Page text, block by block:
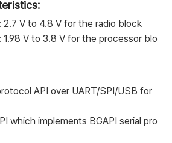
2.7 V to 4.8 V for the radio block
1.98 V to 3.8 V for the processor blo
API over UART/SPI/USB for
which implements BGAPI serial pro